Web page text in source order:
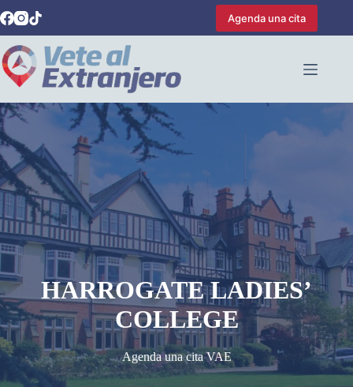
al
contenido
Agenda una cita
HARROGATE LADIES’
COLLEGE
Agenda una cita VAE